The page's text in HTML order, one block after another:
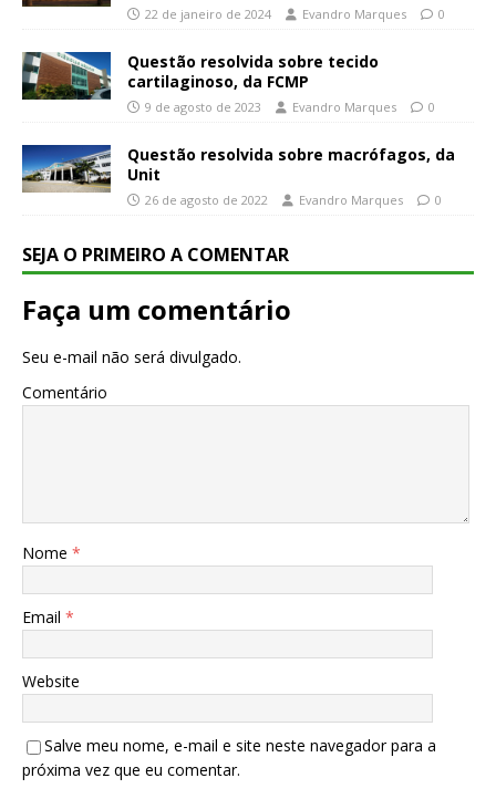
22 de janeiro de 2024 Evandro Marques 0
Questão resolvida sobre tecido
cartilaginoso, da FCMP
9 de agosto de 2023 Evandro Marques 0
Questão resolvida sobre macrófagos, da
Unit
26 de agosto de 2022 Evandro Marques 0
SEJA O PRIMEIRO A COMENTAR
Faça um comentário
Seu e-mail não será divulgado.
Comentário
Nome *
Email *
Website
Salve meu nome, e-mail e site neste navegador para a
próxima vez que eu comentar.